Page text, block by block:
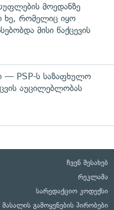
მოედანზე
ხე, რომელიც იყო
მისი წაქცევის
— PSP-ს საზაფხულო
აუცილებლობას
ჩვენ შესახებ
რეკლამა
სარედაქციო კოდექსი
მასალის გამოყენების პირობები